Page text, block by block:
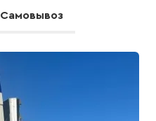
Самовывоз